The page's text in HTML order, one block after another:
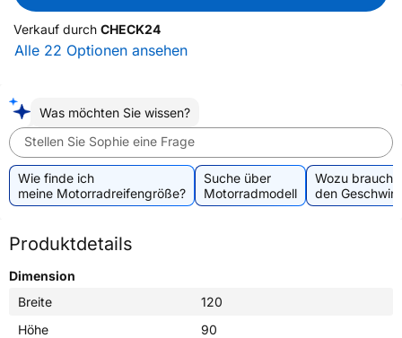
Verkauf durch CHECK24
Alle 22 Optionen ansehen
Was möchten Sie wissen?
Stellen Sie Sophie eine Frage
Wie finde ich
meine Motorradreifengröße?
Suche über
Motorradmodell
Wozu
den
Produktdetails
Dimension
Breite
120
Höhe
90